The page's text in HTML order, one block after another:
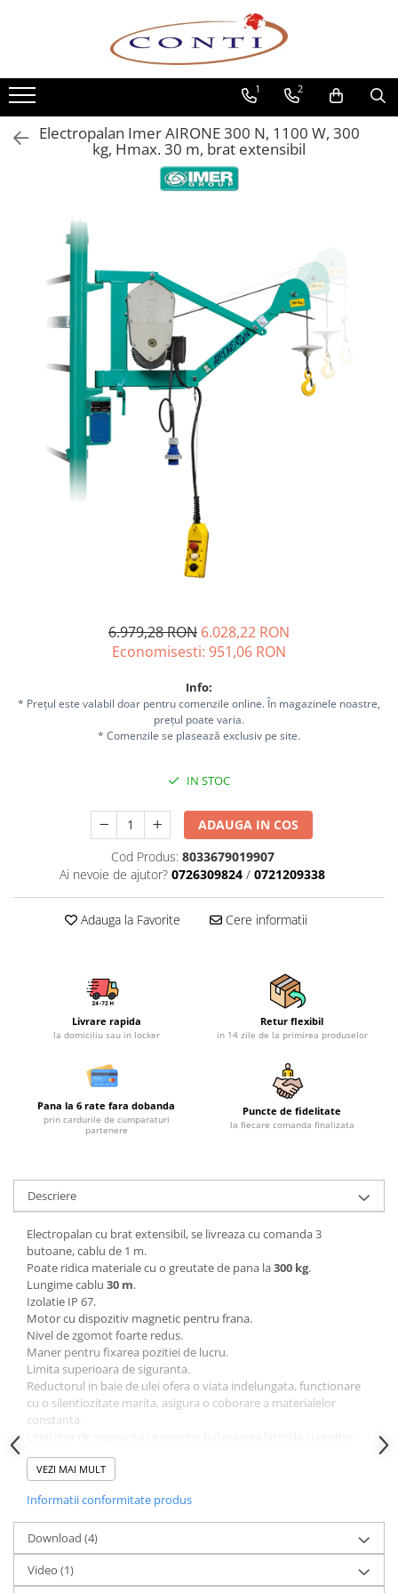
Toate Produsele
Casa si Gradina
Utilaje pentru gradina si accesorii
Atomizoare si Pulverizatoare
Drujbe si fierastraie cu lant
Foarfeci de gradina
Masini de tuns iarba si accesorii
Motocoase si accesorii
Motocositori
Motosape si Motocultoare
Masini de batut stalpi
Sisteme combinate &
multifunctionale
Tocatoare de crengi si resturi
vegetale
Tractoare si Utilaje agricole
Masini de framantat aluat
Storcatoare de rosii
Mobilier gradina
Depozitare gradina
Gratare si accesorii
Freze de zapada
Masini de maturat
Suflante & Aspiratoare frunze
Unelte de gradinarit
Dispozitive de imprastiat si
semanat
Roabe si carucioare
Sere si solarii
Plase si folii pentru gradinarit
Alte unelte de gradinarit
Echipamente de protectie pentru
gradina
Casti de protectie
Manusi de lucru
Ochelari de protectie
Electrice si Iluminat
Sisteme fotovoltaice
Prize & Prelungitoare
Constructii
Masini de taiat
Masini de taiat beton / asfalt
Masini de taiat gresie / faianta
Masini de taiat caramida
Motodebitatoare
1 2
Electropalan Imer AIRONE 300 N, 1100 W, 300
kg, Hmax. 30 m, brat extensibil
6.979,28 RON 6.028,22 RON
Economisesti: 951,06 RON
Info:
* Prețul este valabil doar pentru comenzile online. În magazinele noastre,
prețul poate varia.
* Comenzile se plasează exclusiv pe site.
IN STOC
ADAUGA IN COS
Cod Produs: 8033679019907
Ai nevoie de ajutor? 0726309824 / 0721209338
Adauga la Favorite Cere informatii
Livrare rapida
la domiciliu sau in locker
Retur flexibil
in 14 zile de la primirea produselor
Pana la 6 rate fara dobanda
prin cardurile de cumparaturi
partenere
Puncte de fidelitate
la fiecare comanda finalizata
Descriere
Electropalan cu brat extensibil, se livreaza cu comanda 3
butoane, cablu de 1 m.
Poate ridica materiale cu o greutate de pana la300 kg.
Lungime cablu 30 m.
Izolatie IP 67.
Motor cu dispozitiv magnetic pentru frana.
Nivel de zgomot foarte redus.
Maner pentru fixarea pozitiei de lucru.
Limita superioara de siguranta.
Reductorul in baie de ulei ofera o viata indelungata, functionare
cu o silentiozitate marita, asigura o coborare a materialelor
constanta.
pentru limita superioara.
Dispozitiv de siguranta ce previne rotatiile necontrolate ce pot
Bobina ce are cablul infasurat de 2 ori pentru o siguranta marita.
ATENTIE: Stalpul de sustinere este cu titlu de prezentare si
se poate achizitiona separat ca accesoriu optional!
Date tehnice:
VEZI MAI MULT
Informatii conformitate produs
Download (4)
Video (1)